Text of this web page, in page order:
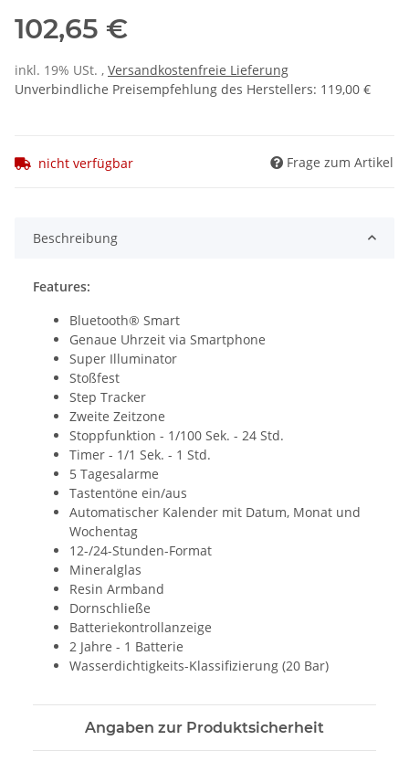
102,65 €
inkl. 19% USt. , Versandkostenfreie Lieferung
Unverbindliche Preisempfehlung des Herstellers: 119,00 €
nicht verfügbar Frage zum Artikel
Beschreibung
Features:
Bluetooth® Smart
Genaue Uhrzeit via Smartphone
Super Illuminator
Stoßfest
Step Tracker
Zweite Zeitzone
Stoppfunktion - 1/100 Sek. - 24 Std.
Timer - 1/1 Sek. - 1 Std.
5 Tagesalarme
Tastentöne ein/aus
Automatischer Kalender mit Datum, Monat und
Wochentag
12-/24-Stunden-Format
Mineralglas
Resin Armband
Dornschließe
Batteriekontrollanzeige
2 Jahre - 1 Batterie
Wasserdichtigkeits-Klassifizierung (20 Bar)
Angaben zur Produktsicherheit